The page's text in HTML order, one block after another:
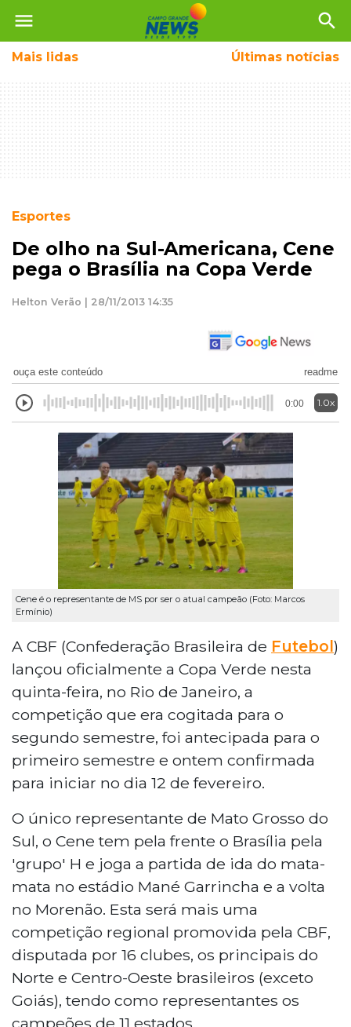
menu search
Mais lidas Últimas notícias
Esportes
De olho na Sul-Americana, Cene
pega o Brasília na Copa Verde
Helton Verão | 28/11/2013 14:35
ouça este conteúdo readme
0:00 1.0x
Cene é o representante de MS por ser o atual campeão (Foto: Marcos
Ermínio)
A CBF (Confederação Brasileira de Futebol)
lançou oficialmente a Copa Verde nesta
quinta-feira, no Rio de Janeiro, a
competição que era cogitada para o
segundo semestre, foi antecipada para o
primeiro semestre e ontem confirmada
para iniciar no dia 12 de fevereiro.
O único representante de Mato Grosso do
Sul, o Cene tem pela frente o Brasília pela
'grupo' H e joga a partida de ida do mata-
mata no estádio Mané Garrincha e a volta
no Morenão. Esta será mais uma
competição regional promovida pela CBF,
disputada por 16 clubes, os principais do
Norte e Centro-Oeste brasileiros (exceto
Goiás), tendo como representantes os
campeões de 11 estados.